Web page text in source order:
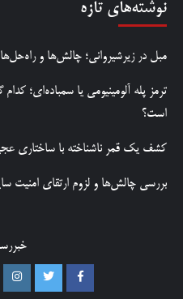
نوشته‌های تازه
مبل در زیرشیروانی؛ چالش‌ها و راه‌حل‌ها
ترمز پله آلومینیومی یا سمباده‌ای؛
است؟
کشف یک قمر ناشناخته با ساختاری
بررسی چالش‌ها و لزوم ارتقای امنیت